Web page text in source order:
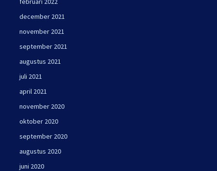
december 2021
november 2021
september 2021
augustus 2021
juli 2021
april 2021
november 2020
oktober 2020
september 2020
augustus 2020
juni 2020